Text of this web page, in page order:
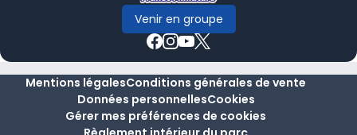
Venir en groupe
Mentions légalesConditions générales de vente
Données personnellesCookies
Gérer mes préférences de cookies